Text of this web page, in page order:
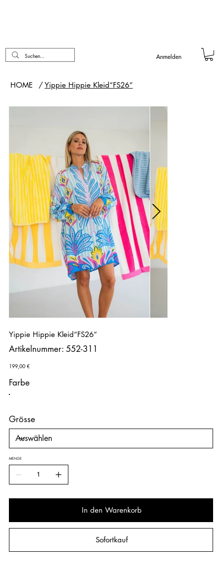
Anmelden
HOME / Yippie Hippie Kleid“FS26“
Yippie Hippie Kleid“FS26“
Artikelnummer:
Artikelnummer:
552-
552-311
Preis
199,00 €
Farbe
Grösse
MENGE
In den Warenkorb
Sofortkauf